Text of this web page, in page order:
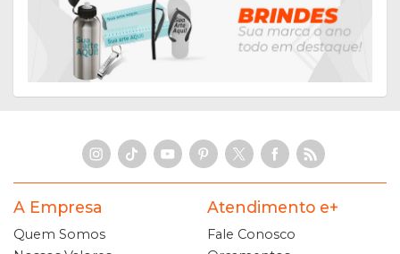
A Empresa
Quem Somos
Atendimento e+
Fale Conosco